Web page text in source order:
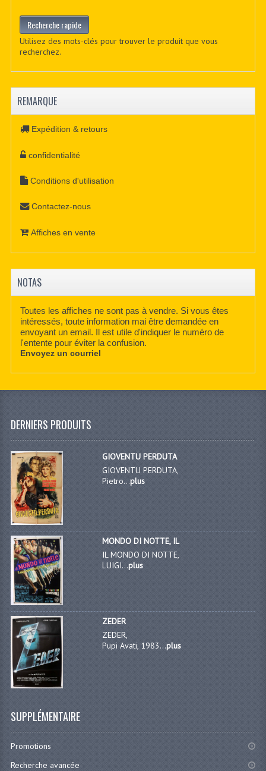
Utilisez des mots-clés pour trouver le produit que vous
recherchez.
REMARQUE
Expédition & retours
confidentialité
Conditions d'utilisation
Contactez-nous
Affiches en vente
NOTAS
Toutes les affiches ne sont pas à vendre. Si vous êtes
intéressés, toute information mai être demandée en
envoyant un email. Il est utile d'indiquer le numéro de
l'entente pour éviter la confusion.
Envoyez un courriel
DERNIERS PRODUITS
GIOVENTU PERDUTA
GIOVENTU PERDUTA,
Pietro...plus
MONDO DI NOTTE, IL
IL MONDO DI NOTTE,
LUIGI...plus
ZEDER
ZEDER,
Pupi Avati, 1983...plus
SUPPLÉMENTAIRE
Promotions
Recherche avancée